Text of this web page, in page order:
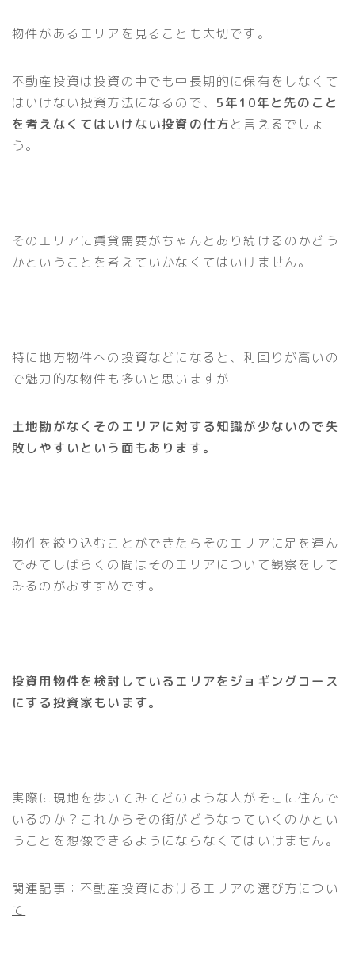
物件があるエリアを見ることも大切です。
不動産投資は投資の中でも中長期的に保有をしなくて
はいけない投資方法になるので、 5年10年と先のこと
を考えなくてはいけない投資の仕方と言えるでしょ
う。
そのエリアに賃貸需要がちゃんとあり続けるのかどう
かということを考えていかなくてはいけません。
特に地方物件への投資などになると、利回りが高いの
で魅力的な物件も多いと思いますが
土地勘がなくそのエリアに対する知識が少ないので失
敗しやすいという面もあります。
物件を絞り込むことができたらそのエリアに足を運ん
でみてしばらくの間はそのエリアについて観察をして
みるのがおすすめです。
投資用物件を検討しているエリアをジョギングコース
にする投資家もいます。
実際に現地を歩いてみてどのような人がそこに住んで
いるのか？これからその街がどうなっていくのかとい
うことを想像できるようにならなくてはいけません。
関連記事： 不動産投資におけるエリアの選び方につい
て